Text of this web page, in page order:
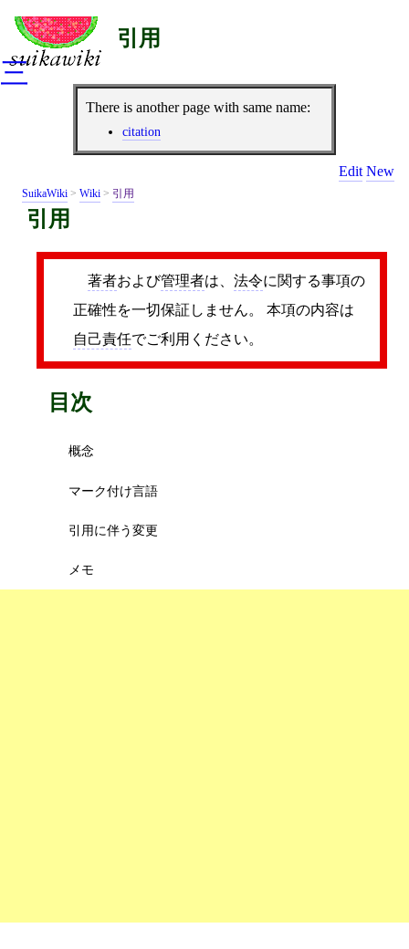
引用
There is another page with same name:
citation
Edit New
SuikaWiki > Wiki > 引用
引用
著者および管理者は、 法令に関する事項の
正確性を一切保証しません。 本項の内容は
自己責任でご利用ください。
目次
概念
マーク付け言語
引用に伴う変更
メモ
三